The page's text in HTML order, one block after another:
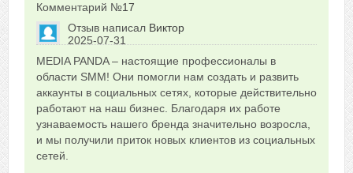
Комментарий №17
Отзыв написал Виктор
2025-07-31
0
Сказать друзьям об отзыве
MEDIA PANDA – настоящие профессионалы в
области SMM! Они помогли нам создать и развить
аккаунты в социальных сетях, которые действительно
работают на наш бизнес. Благодаря их работе
узнаваемость нашего бренда значительно возросла,
и мы получили приток новых клиентов из социальных
сетей.